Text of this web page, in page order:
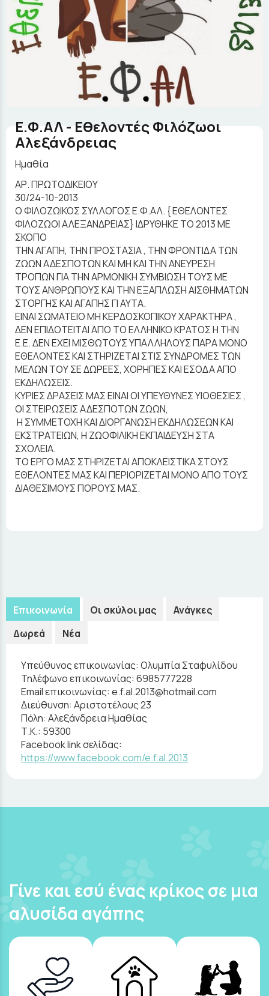
Ε.Φ.ΑΛ - Εθελοντές Φιλόζωοι
Αλεξάνδρειας
Ημαθία
ΑΡ. ΠΡΩΤΟΔΙΚΕΙΟΥ
30/24-10-2013
Ο ΦΙΛΟΖΩΙΚΟΣ ΣΥΛΛΟΓΟΣ Ε.Φ.ΑΛ. { ΕΘΕΛΟΝΤΕΣ
ΦΙΛΟΖΩΟΙ ΑΛΕΞΑΝΔΡΕΙΑΣ} ΙΔΡΥΘΗΚΕ ΤΟ 2013 ΜΕ
ΣΚΟΠΟ
ΤΗΝ ΑΓΑΠΗ, ΤΗΝ ΠΡΟΣΤΑΣΙΑ , ΤΗΝ ΦΡΟΝΤΙΔΑ ΤΩΝ
ΖΩΩΝ ΑΔΕΣΠΟΤΩΝ ΚΑΙ ΜΗ ΚΑΙ ΤΗΝ ΑΝΕΥΡΕΣΗ
ΤΡΟΠΩΝ ΓΙΑ ΤΗΝ ΑΡΜΟΝΙΚΗ ΣΥΜΒΙΩΣΗ ΤΟΥΣ ΜΕ
ΤΟΥΣ ΑΝΘΡΩΠΟΥΣ ΚΑΙ ΤΗΝ ΕΞΑΠΛΩΣΗ ΑΙΣΘΗΜΑΤΩΝ
ΣΤΟΡΓΗΣ ΚΑΙ ΑΓΑΠΗΣ ΓΙ ΑΥΤΑ.
ΕΙΝΑΙ ΣΩΜΑΤΕΙΟ ΜΗ ΚΕΡΔΟΣΚΟΠΙΚΟΥ ΧΑΡΑΚΤΗΡΑ ,
ΔΕΝ ΕΠΙΔΟΤΕΙΤΑΙ ΑΠΟ ΤΟ ΕΛΛΗΝΙΚΟ ΚΡΑΤΟΣ Η ΤΗΝ
Ε.Ε. ΔΕΝ ΕΧΕΙ ΜΙΣΘΩΤΟΥΣ ΥΠΑΛΛΗΛΟΥΣ ΠΑΡΑ ΜΟΝΟ
ΕΘΕΛΟΝΤΕΣ ΚΑΙ ΣΤΗΡΙΖΕΤΑΙ ΣΤΙΣ ΣΥΝΔΡΟΜΕΣ ΤΩΝ
ΜΕΛΩΝ ΤΟΥ ΣΕ ΔΩΡΕΕΣ, ΧΟΡΗΓΙΕΣ ΚΑΙ ΕΣΟΔΑ ΑΠΟ
ΕΚΔΗΛΩΣΕΙΣ.
ΚΥΡΙΕΣ ΔΡΑΣΕΙΣ ΜΑΣ ΕΙΝΑΙ ΟΙ ΥΠΕΥΘΥΝΕΣ ΥΙΟΘΕΣΙΕΣ ,
ΟΙ ΣΤΕΙΡΩΣΕΙΣ ΑΔΕΣΠΟΤΩΝ ΖΩΩΝ,
Η ΣΥΜΜΕΤΟΧΗ ΚΑΙ ΔΙΟΡΓΑΝΩΣΗ ΕΚΔΗΛΩΣΕΩΝ ΚΑΙ
ΕΚΣΤΡΑΤΕΙΩΝ, Η ΖΩΟΦΙΛΙΚΗ ΕΚΠΑΙΔΕΥΣΗ ΣΤΑ
ΣΧΟΛΕΙΑ.
ΤΟ ΕΡΓΟ ΜΑΣ ΣΤΗΡΙΖΕΤΑΙ ΑΠΟΚΛΕΙΣΤΙΚΑ ΣΤΟΥΣ
ΕΘΕΛΟΝΤΕΣ ΜΑΣ ΚΑΙ ΠΕΡΙΟΡΙΖΕΤΑΙ ΜΟΝΟ ΑΠΟ ΤΟΥΣ
ΔΙΑΘΕΣΙΜΟΥΣ ΠΟΡΟΥΣ ΜΑΣ.
Επικοινωνία Οι σκύλοι μας
Ανάγκες
Δωρεά
Νέα
Υπεύθυνος επικοινωνίας: Ολυμπία Σταφυλίδου
Τηλέφωνο επικοινωνίας: 6985777228
Email επικοινωνίας: e.f.al.2013@hotmail.com
Διεύθυνση: Αριστοτέλους 23
Πόλη: Αλεξάνδρεια Ημαθίας
Τ.Κ.: 59300
Facebook link σελίδας:
https://www.facebook.com/e.f.al.2013
Γίνε και εσύ ένας κρίκος σε μια
αλυσίδα αγάπης